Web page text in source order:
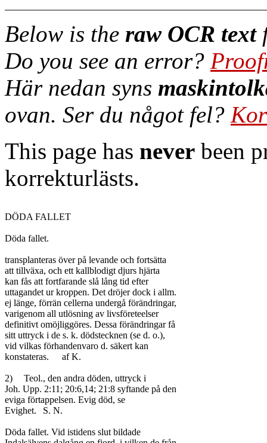
Below is the raw OCR text
Do you see an error?
Här nedan syns
ovan. Ser du något fel?
This page has never been
korrekturlästs.
DÖDA FALLET
Döda fallet.
transplanteras över på levande och fortsätta
att tillväxa, och ett kallblodigt djurs hjärta
kan fås att fortfarande slå lång tid efter
uttagandet ur kroppen. Det dröjer dock i allm.
ej länge, förrän cellerna undergå förändringar,
varigenom all utlösning av livsföreteelser
definitivt omöjliggöres. Dessa förändringar få
sitt uttryck i de s. k. dödstecknen (se d. o.),
vid vilkas förhandenvaro d. säkert kan
konstateras.	af K.
2)	Teol., den andra döden, uttryck i
Joh. Upp. 2:11; 20:6,14; 21:8 syftande på den
eviga förtappelsen. Evig död, se
Evighet.	S. N.
Döda fallet. Vid istidens slut bildade